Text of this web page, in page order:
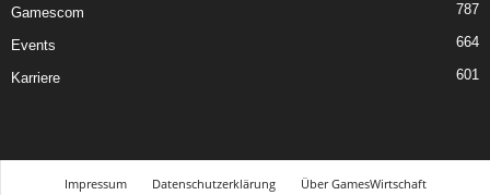
Gamescom 787
Events 664
Karriere 601
Impressum Datenschutzerklärung Über GamesWirtschaft